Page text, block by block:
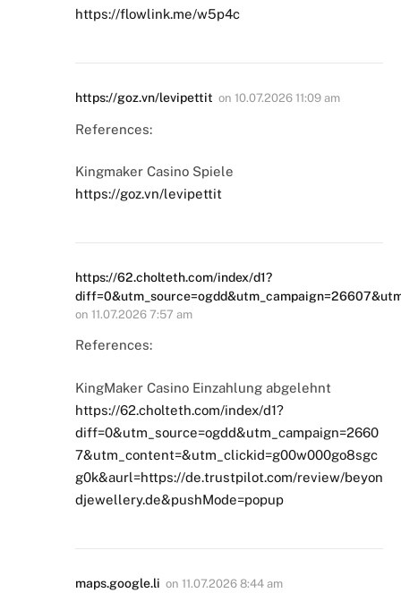
https://flowlink.me/w5p4c
https://goz.vn/levipettit on 10.07.2026 11:09 am
References:
Kingmaker Casino Spiele
https://goz.vn/levipettit
https://62.cholteth.com/index/d1?
on 11.07.2026 7:57 am
References:
KingMaker Casino Einzahlung abgelehnt
https://62.cholteth.com/index/d1?
diff=0&utm_source=ogdd&utm_campaign=2660
7&utm_content=&utm_clickid=g00w000go8sgc
g0k&aurl=https://de.trustpilot.com/review/beyon
djewellery.de&pushMode=popup
maps.google.li on 11.07.2026 8:44 am